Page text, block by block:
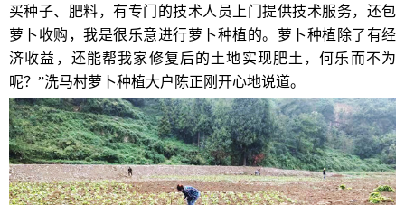
买种子、肥料，有专门的技术人员上门提供技术服务，还包
萝卜收购，我是很乐意进行萝卜种植的。萝卜种植除了有经
济收益，还能帮我家修复后的土地实现肥土，何乐而不为
呢？”洗马村萝卜种植大户陈正刚开心地说道。